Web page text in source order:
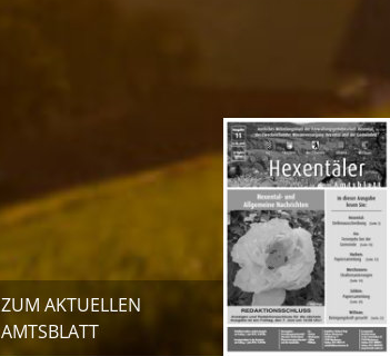
ZUM AKTUELLEN
AMTSBLATT